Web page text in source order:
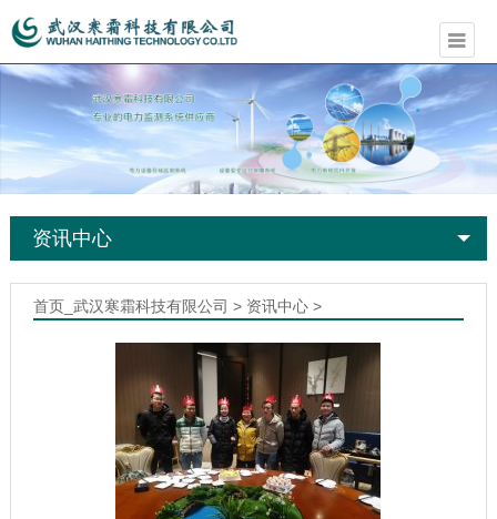
资讯中心
首页_武汉寒霜科技有限公司 > 资讯中心>